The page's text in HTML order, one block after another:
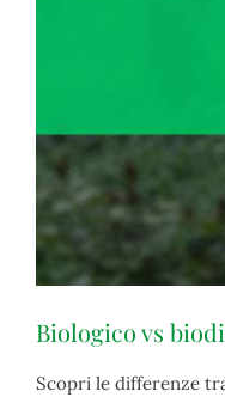
Biologico vs
Scopri le differenze